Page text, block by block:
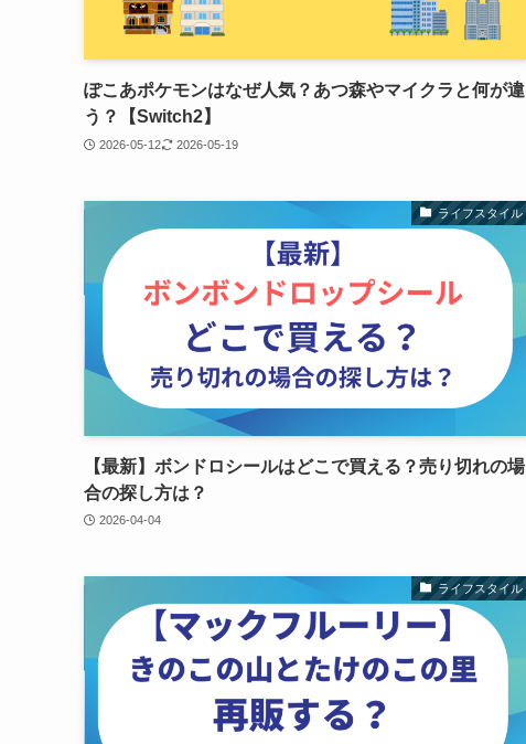
ぽこあポケモンはなぜ人気？あつ森やマイクラと何が違
う？【Switch2】
2026-05-12 2026-05-19
ライフスタイル
【最新】ボンドロシールはどこで買える？売り切れの場
合の探し方は？
2026-04-04
ライフスタイル